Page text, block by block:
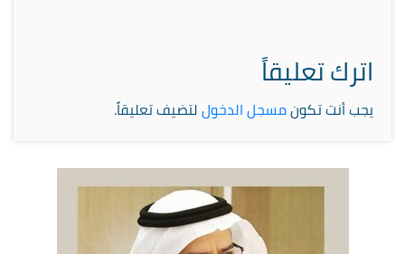
اترك تعليقاً
يجب أنت تكونمسجل الدخوللتضيف تعليقاً.